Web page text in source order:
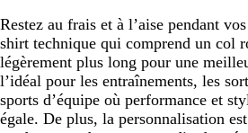
Restez au frais et à l’aise pendant
shirt technique qui comprend un col
légèrement plus long pour une
l’idéal pour les entraînements, les
sports d’équipe où performance et
égale. De plus, la personnalisation